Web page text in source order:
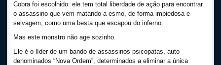
Cobra foi escolhido: ele tem total liberdade de ação para encontrar
o assassino que vem matando a esmo, de forma impiedosa e
selvagem, como uma besta que escapou do inferno.
Mas este monstro não age sozinho.
Ele é o líder de um bando de assassinos psicopatas, auto
denominados “Nova Ordem”, determinados a eliminar a única